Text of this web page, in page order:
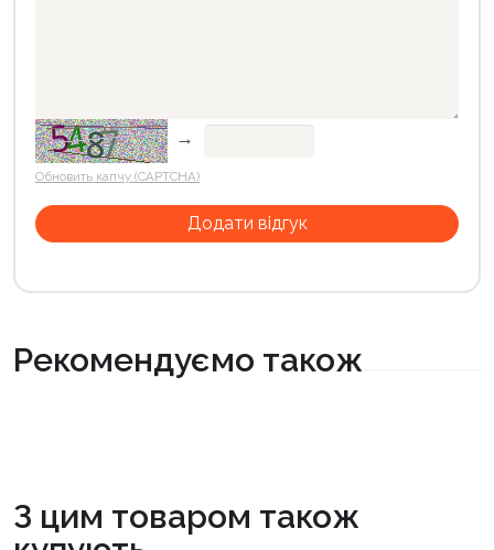
→
Обновить капчу (CAPTCHA)
Рекомендуємо також
З цим товаром також